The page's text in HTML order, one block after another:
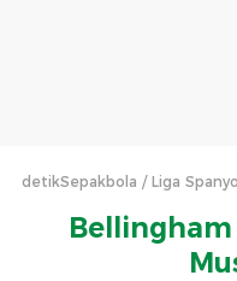
detikSepakbola Liga Spanyol